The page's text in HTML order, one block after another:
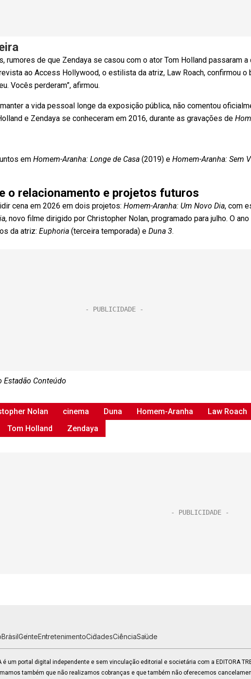
rumores de que Zendaya se casou com o ator Tom Holland passaram a
ao Access Hollywood, o estilista da atriz, Law Roach, confirmou o
Vocês perderam”, afirmou.
a vida pessoal longe da exposição pública, não comentou
e Zendaya se conheceram em 2016, durante as gravações de
em Homem-Aranha: Longe de Casa (2019) e Homem-Aranha: Sem
o relacionamento e projetos futuros
cena em 2026 em dois projetos: Homem-Aranha: Um Novo Dia, com
, novo filme dirigido por Christopher Nolan, programado para julho. O
da atriz: Euphoria (terceira temporada) e Duna 3.
Estadão Conteúdo
Nolan cinema Duna Homem-Aranha
Law Roach
Tom Holland Zendaya
BrasilGenteEntretenimentoCidadesCiênciaSaúde
é um portal digital independente e sem vinculação editorial e societária com a EDITORA
também que não realizamos cobranças e que também não oferecemos